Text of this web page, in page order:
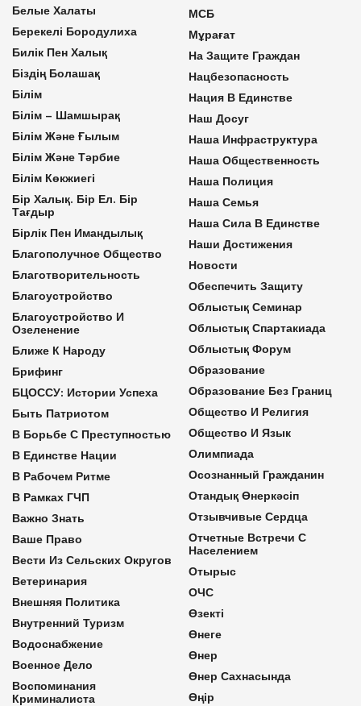
Белые Халаты
Берекелі Бородулиха
Билік Пен Халық
Біздің Болашақ
Білім
Білім – Шамшырақ
Білім Және Ғылым
Білім Және Тәрбие
Білім Көкжиегі
Бір Халық. Бір Ел. Бір
Тағдыр
Бірлік Пен Имандылық
Благополучное Общество
Благотворительность
Благоустройство
Благоустройство И
Озеленение
Ближе К Народу
Брифинг
БЦОССУ: Истории Успеха
Быть Патриотом
В Борьбе С Преступностью
В Единстве Нации
В Рабочем Ритме
В Рамках ГЧП
Важно Знать
Ваше Право
Вести Из Сельских Округов
Ветеринария
Внешняя Политика
Внутренний Туризм
Водоснабжение
Военное Дело
Воспоминания
Криминалиста
МСБ
Мұрағат
На Защите Граждан
Нацбезопасность
Нация В Единстве
Наш Досуг
Наша Инфраструктура
Наша Общественность
Наша Полиция
Наша Семья
Наша Сила В Единстве
Наши Достижения
Новости
Обеспечить Защиту
Облыстық Семинар
Облыстық Спартакиада
Облыстық Форум
Образование
Образование Без Границ
Общество И Религия
Общество И Язык
Олимпиада
Осознанный Гражданин
Отандық Өнеркәсіп
Отзывчивые Сердца
Отчетные Встречи С
Населением
Отырыс
ОЧС
Өзекті
Өнеге
Өнер
Өнер Сахнасында
Өңір